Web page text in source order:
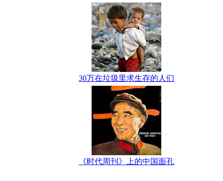
30万在垃圾里求生存的人们
《时代周刊》上的中国面孔